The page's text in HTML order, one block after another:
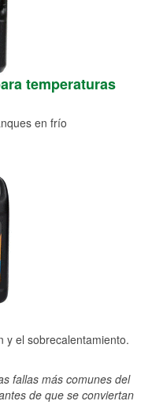
temperaturas
en frío
y el sobrecalentamiento.
fallas más comunes del
de que se conviertan